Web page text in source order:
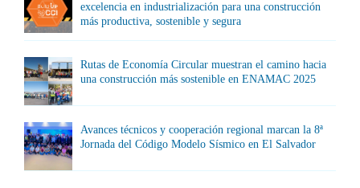
excelencia en industrialización para una construcción
más productiva, sostenible y segura
Rutas de Economía Circular muestran el camino hacia
una construcción más sostenible en ENAMAC 2025
Avances técnicos y cooperación regional marcan la 8ª
Jornada del Código Modelo Sísmico en El Salvador